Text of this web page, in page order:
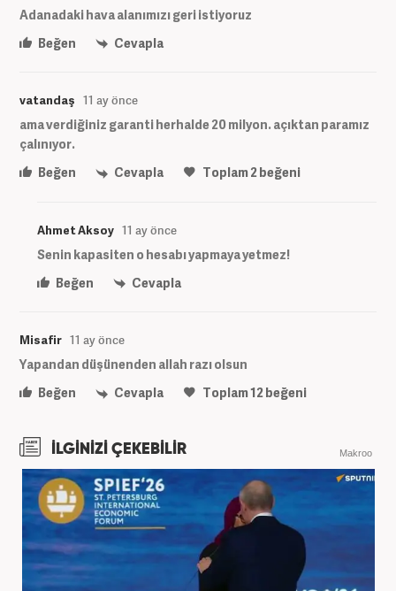
Adanadaki hava alanımızı geri istiyoruz
Beğen
Cevapla
vatandaş 11 ay önce
ama verdiğiniz garanti herhalde 20 milyon. açıktan paramız
çalınıyor.
Beğen
Cevapla Toplam2beğeni
Ahmet Aksoy 11 ay önce
Senin kapasiten o hesabı yapmaya yetmez!
Beğen
Cevapla
Misafir 11 ay önce
Yapandan düşünenden allah razı olsun
Beğen
Cevapla Toplam12beğeni
İLGİNİZİ ÇEKEBİLİR Makroo